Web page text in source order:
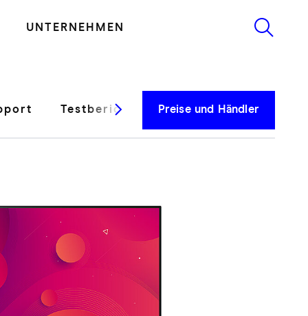
UNTERNEHMEN
Testberichte Preise und Händler